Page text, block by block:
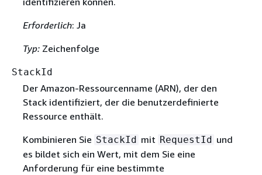
Erforderlich: Ja
Typ:Zeichenfolge
StackId
Der Amazon-Ressourcenname (ARN), der den
Stack identifiziert, der die benutzerdefinierte
Ressource enthält.
Kombinieren Sie StackId mit RequestId und
es bildet sich ein Wert, mit dem Sie eine
Anforderung für eine bestimmte